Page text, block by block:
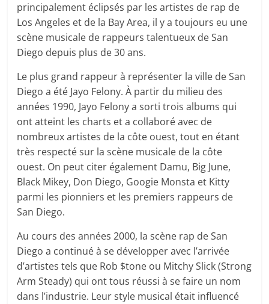
principalement éclipsés par les artistes de rap de
Los Angeles et de la Bay Area, il y a toujours eu une
scène musicale de rappeurs talentueux de San
Diego depuis plus de 30 ans.
Le plus grand rappeur à représenter la ville de San
Diego a été Jayo Felony. À partir du milieu des
années 1990, Jayo Felony a sorti trois albums qui
ont atteint les charts et a collaboré avec de
nombreux artistes de la côte ouest, tout en étant
très respecté sur la scène musicale de la côte
ouest. On peut citer également Damu, Big June,
Black Mikey, Don Diego, Googie Monsta et Kitty
parmi les pionniers et les premiers rappeurs de
San Diego.
Au cours des années 2000, la scène rap de San
Diego a continué à se développer avec l’arrivée
d’artistes tels que Rob $tone ou Mitchy Slick (Strong
Arm Steady) qui ont tous réussi à se faire un nom
dans l’industrie. Leur style musical était influencé